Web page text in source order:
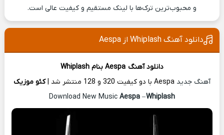
و محبوب‌ترین ترک‌ها با لینک مستقیم و کیفیت عالی است.
دانلود آهنگ Whiplash از Aespa
دانلود آهنگ Aespa بنام Whiplash
آهنگ جدید Aespa با دو کیفیت 320 و 128 منتشر شد |
کئو موزیک
Download New Music
Aespa–Whiplash